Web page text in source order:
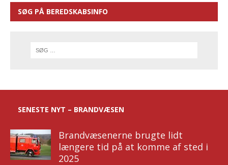
SØG PÅ BEREDSKABSINFO
SENESTE NYT – BRANDVÆSEN
Brandvæsenerne brugte lidt
længere tid på at komme af sted i
2025